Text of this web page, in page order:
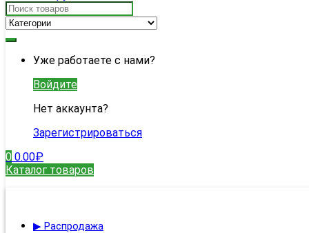
Search
for:
Уже работаете с нами?
Войдите
Нет аккаунта?
Зарегистрироваться
0 0.00₽
Каталог товаров
▶ Распродажа